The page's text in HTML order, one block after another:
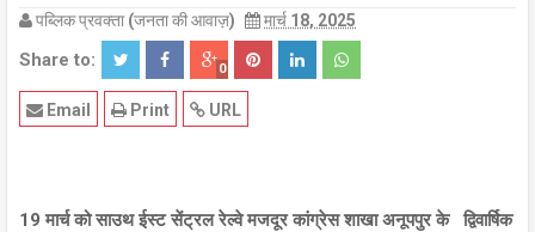
पब्लिक प्रवक्ता (जनता की आवाज़) मार्च 18, 2025
Share to: 0
URL
Print
Email
19 मार्च को साउथ ईस्ट सेंट्रल रेल्वे मजदूर कांग्रेस शाखा अनूपपुर के द्विवार्षिक